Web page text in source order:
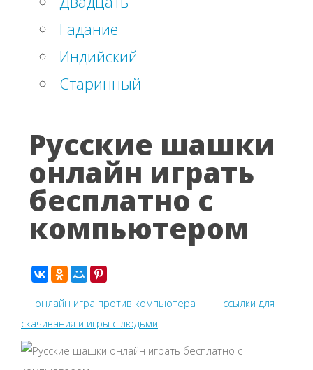
Гадание
Индийский
Старинный
Русские шашки
онлайн играть
бесплатно с
компьютером
онлайн игра против компьютера
ссылки для
скачивания и игры с людьми